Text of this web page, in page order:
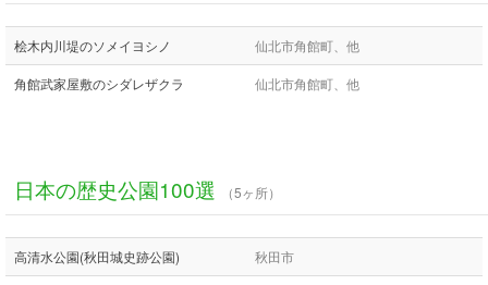
桧木内川堤のソメイヨシノ 仙北市角館町、他
角館武家屋敷のシダレザクラ 仙北市角館町、他
日本の歴史公園100選 （5ヶ所）
高清水公園(秋田城史跡公園) 秋田市